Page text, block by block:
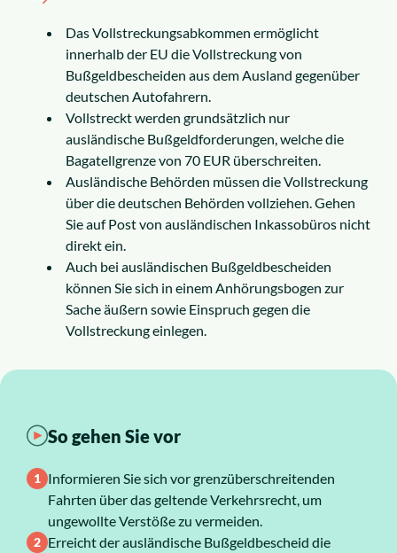
Service
So funktioniert es
Kosten
Standorte
Karriere
Alle Rechtsgebiete
Das Vollstreckungsabkommen ermöglicht
innerhalb der EU die Vollstreckung von
Bußgeldbescheiden aus dem Ausland gegenüber
deutschen Autofahrern.
Vollstreckt werden grundsätzlich nur
ausländische Bußgeldforderungen, welche die
Bagatellgrenze von 70 EUR überschreiten.
Ausländische Behörden müssen die Vollstreckung
über die deutschen Behörden vollziehen. Gehen
Sie auf Post von ausländischen Inkassobüros nicht
direkt ein.
Auch bei ausländischen Bußgeldbescheiden
können Sie sich in einem Anhörungsbogen zur
Sache äußern sowie Einspruch gegen die
Vollstreckung einlegen.
So gehen Sie vor
Informieren Sie sich vor grenzüberschreitenden
Fahrten über das geltende Verkehrsrecht, um
ungewollte Verstöße zu vermeiden.
Erreicht der ausländische Bußgeldbescheid die